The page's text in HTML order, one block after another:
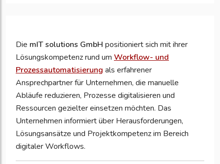
Die mIT solutions GmbH positioniert sich mit ihrer
Lösungskompetenz rund um Workflow- und
Prozessautomatisierung als erfahrener
Ansprechpartner für Unternehmen, die manuelle
Abläufe reduzieren, Prozesse digitalisieren und
Ressourcen gezielter einsetzen möchten. Das
Unternehmen informiert über Herausforderungen,
Lösungsansätze und Projektkompetenz im Bereich
digitaler Workflows.